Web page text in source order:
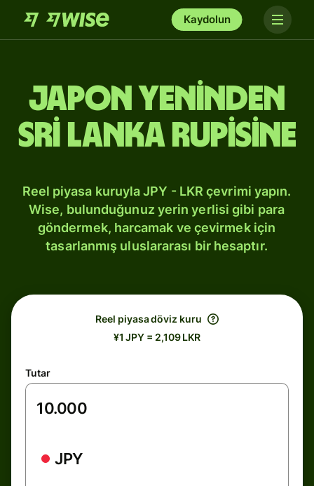
Kaydolun
Japon yeninden
Sri Lanka rupisine
Reel piyasa kuruyla JPY - LKR çevrimi yapın.
Wise, bulunduğunuz yerin yerlisi gibi para
göndermek, harcamak ve çevirmek için
tasarlanmış uluslararası bir hesaptır.
Reel piyasa döviz kuru
¥1 JPY = 2,109 LKR
Tutar
JPY